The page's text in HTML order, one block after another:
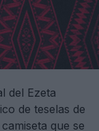
del Ezeta
de teselas de
que se